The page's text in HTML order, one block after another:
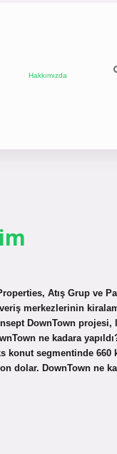
Hakkımızda
Atış Grup ve
merkezlerinin
DownTown
ne kadara
segmentinde 660
dolar. DownTown ne